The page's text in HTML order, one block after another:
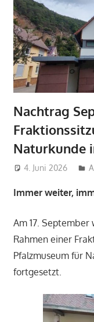
Nachtrag
Naturkunde
4. Juni 2026
Immer weiter,
Am 17. September
Rahmen einer
Pfalzmuseum für
fortgesetzt.